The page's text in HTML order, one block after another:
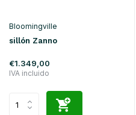
Bloomingville
sillón Zanno
€1.349,00
IVA incluido